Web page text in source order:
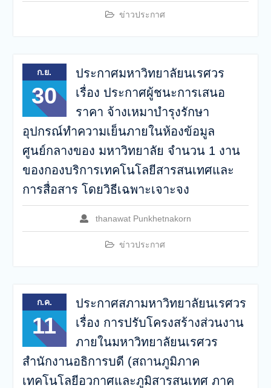
ข่าวประกาศ
ก.ย.
30
ประกาศมหาวิทยาลัยนเรศวร
เรื่อง ประกาศผู้ชนะการเสนอ
ราคา จ้างเหมาบำรุงรักษา
อุปกรณ์ทำความเย็นภายในห้องข้อมูล
ศูนย์กลางของ มหาวิทยาลัย จํานวน 1 งาน
ของกองบริการเทคโนโลยีสารสนเทศและ
การสื่อสาร โดยวิธีเฉพาะเจาะจง
thanawat Punkhetnakorn
ข่าวประกาศ
ก.ค.
11
ประกาศสภามหาวิทยาลัยนเรศวร
เรื่อง การปรับโครงสร้างส่วนงาน
ภายในมหาวิทยาลัยนเรศวร
สำนักงานอธิการบดี (สถานภูมิภาค
เทคโนโลยีอวกาศและภูมิสารสนเทศ ภาค